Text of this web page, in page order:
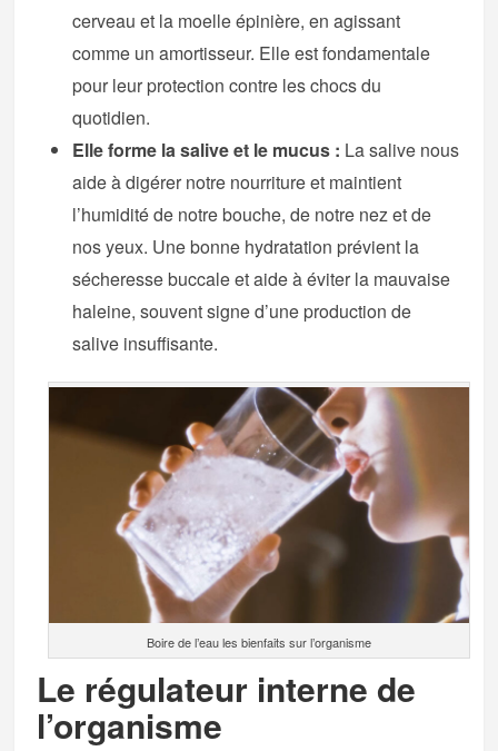
cerveau et la moelle épinière, en agissant
comme un amortisseur. Elle est fondamentale
pour leur protection contre les chocs du
quotidien.
Elle forme la salive et le mucus : La salive nous
aide à digérer notre nourriture et maintient
l’humidité de notre bouche, de notre nez et de
nos yeux. Une bonne hydratation prévient la
sécheresse buccale et aide à éviter la mauvaise
haleine, souvent signe d’une production de
salive insuffisante.
Boire de l’eau les bienfaits sur l’organisme
Le régulateur interne de
l’organisme